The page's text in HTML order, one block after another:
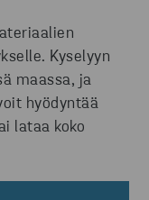
Kyselyyn
maassa, ja
hyödyntää
lataa koko